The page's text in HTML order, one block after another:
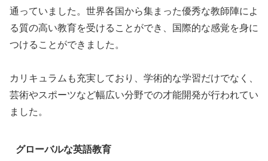
通っていました。世界各国から集まった優秀な教師陣によ
る質の高い教育を受けることができ、国際的な感覚を身に
つけることができました。
カリキュラムも充実しており、学術的な学習だけでなく、
芸術やスポーツなど幅広い分野での才能開発が行われてい
ました。
グローバルな英語教育